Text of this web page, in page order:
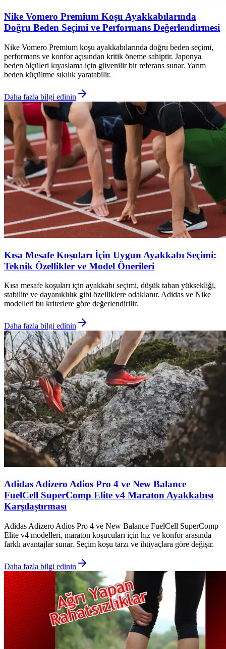
Nike Vomero Premium Koşu Ayakkabılarında
Doğru Beden Seçimi ve Performans Değerlendirmesi
Nike Vomero Premium koşu ayakkabılarında doğru beden seçimi,
performans ve konfor açısından kritik öneme sahiptir. Japonya
beden ölçüleri kıyaslama için güvenilir bir referans sunar. Yarım
beden küçültme sıkılık yaratabilir.
Daha fazla bilgi edinin
Kısa Mesafe Koşuları İçin Uygun Ayakkabı Seçimi:
Teknik Özellikler ve Model Önerileri
Kısa mesafe koşuları için ayakkabı seçimi, düşük taban yüksekliği,
stabilite ve dayanıklılık gibi özelliklere odaklanır. Adidas ve Nike
modelleri bu kriterlere göre değerlendirilir.
Daha fazla bilgi edinin
Adidas Adizero Adios Pro 4 ve New Balance
FuelCell SuperComp Elite v4 Maraton Ayakkabısı
Karşılaştırması
Adidas Adizero Adios Pro 4 ve New Balance FuelCell SuperComp
Elite v4 modelleri, maraton koşucuları için hız ve konfor arasında
farklı avantajlar sunar. Seçim koşu tarzı ve ihtiyaçlara göre değişir.
Daha fazla bilgi edinin